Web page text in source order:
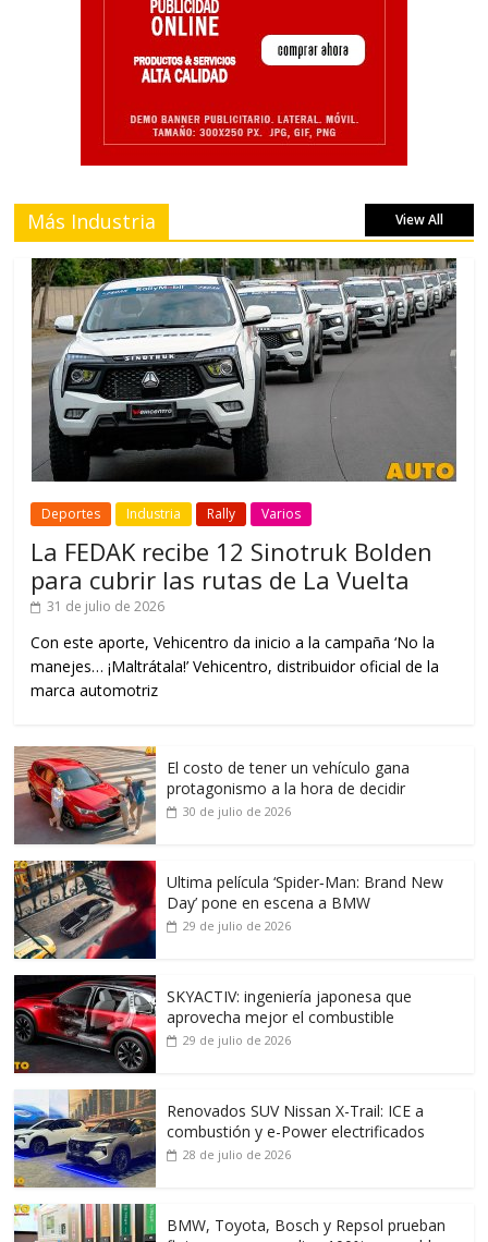
Más Industria View All
Deportes Industria Rally Varios
La FEDAK recibe 12 Sinotruk Bolden
para cubrir las rutas de La Vuelta
31 de julio de 2026
Con este aporte, Vehicentro da inicio a la campaña ‘No la
manejes… ¡Maltrátala!’ Vehicentro, distribuidor oficial de la
marca automotriz
El costo de tener un vehículo gana
protagonismo a la hora de decidir
30 de julio de 2026
Ultima película ‘Spider‑Man: Brand New
Day’ pone en escena a BMW
29 de julio de 2026
SKYACTIV: ingeniería japonesa que
aprovecha mejor el combustible
29 de julio de 2026
Renovados SUV Nissan X-Trail: ICE a
combustión y e-Power electrificados
28 de julio de 2026
BMW, Toyota, Bosch y Repsol prueban